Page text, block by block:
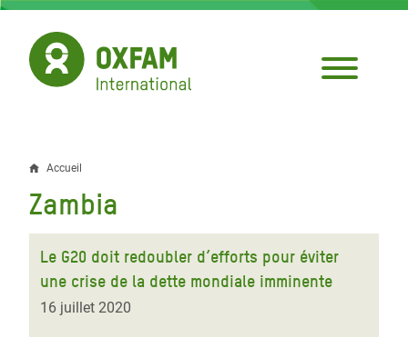
Aller
contenu
principal
Fil
d'Ariane
Accueil
Zambia
Le G20 doit redoubler d’efforts pour éviter
une crise de la dette mondiale imminente
16 juillet 2020